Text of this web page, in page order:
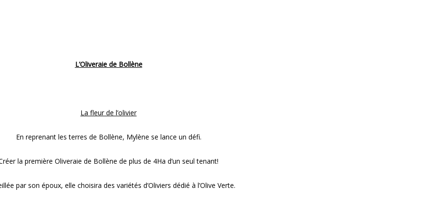
L’Oliveraie de Bollène
La fleur de l’olivier
En reprenant les terres de Bollène, Mylène se lance un défi.
la première Oliveraie de Bollène de plus de 4Ha d’un seul tenant!
par son époux, elle choisira des variétés d’Oliviers dédié à l’Olive Verte.